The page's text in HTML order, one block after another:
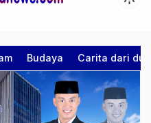
Budaya Carita dari